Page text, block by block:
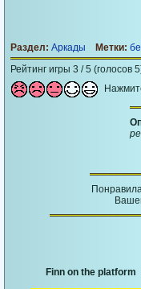
Раздел: Аркады Метки:
Рейтинг игры 3 / 5 (голосов
Finn on the platform